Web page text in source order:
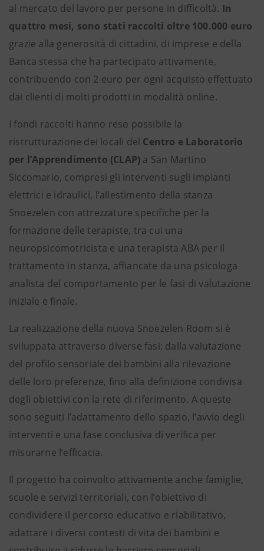
al mercato del lavoro per persone in difficoltà. In
quattro mesi, sono stati raccolti oltre 100.000 euro
grazie alla generosità di cittadini, di imprese e della
Banca stessa che ha partecipato attivamente,
contribuendo con 2 euro per ogni acquisto effettuato
dai clienti di molti prodotti in modalità online.
I fondi raccolti hanno reso possibile la
ristrutturazione dei locali del Centro e Laboratorio
per l’Apprendimento (CLAP) a San Martino
Siccomario, compresi gli interventi sugli impianti
elettrici e idraulici, l’allestimento della stanza
Snoezelen con attrezzature specifiche per la
formazione delle terapiste, tra cui una
neuropsicomotricista e una terapista ABA per il
trattamento in stanza, affiancate da una psicologa
analista del comportamento per le fasi di valutazione
iniziale e finale.
La realizzazione della nuova Snoezelen Room si è
sviluppata attraverso diverse fasi: dalla valutazione
del profilo sensoriale dei bambini alla rilevazione
delle loro preferenze, fino alla definizione condivisa
degli obiettivi con la rete di riferimento. A queste
sono seguiti l’adattamento dello spazio, l’avvio degli
interventi e una fase conclusiva di verifica per
misurarne l’efficacia.
Il progetto ha coinvolto attivamente anche famiglie,
scuole e servizi territoriali, con l’obiettivo di
condividere il percorso educativo e riabilitativo,
adattare i diversi contesti di vita dei bambini e